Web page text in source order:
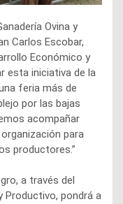
Ovina y
Carlos Escobar,
Económico y
esta iniciativa de la
feria más de
por las bajas
acompañar
para
productores.”
a través del
Productivo, pondrá a